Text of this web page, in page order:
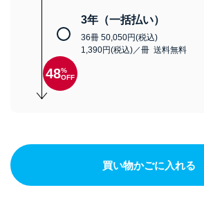
3年（一括払い）
36冊 50,050円(税込)
1,390円(税込)／冊 送料無料
48%
OFF
買い物かごに入れる